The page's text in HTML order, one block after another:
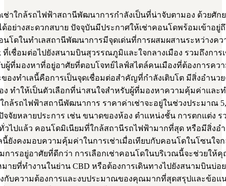
าใกล้รถไฟฟ้าสถานีพัฒนาการกำลังเป็นที่น่าจับตามอง ด้วยศัก
ด้อย่างสะดวกสบาย ปัจจุบันมีประกาศให้เช่าคอนโดพร้อมเข้าอยู่
โดในทำเลสถานีพัฒนาการมีจุดเด่นที่การผสมผสานระหว่างคว
ที่เชื่อมต่อไปยังสนามบินสุวรรณภูมิและใจกลางเมือง รวมถึงกา
บผู้ที่มองหาที่อยู่อาศัยที่ตอบโจทย์ไลฟ์สไตล์คนเมืองที่ต้องการค
องทำเลนี้คือการเป็นจุดเชื่อมต่อสำคัญที่กำลังเติบโต มีสิ่งอำน
ทำให้เป็นตัวเลือกที่น่าสนใจสำหรับผู้ที่มองหาความคุ้มค่าและ
กล้รถไฟฟ้าสถานีพัฒนาการ ราคาค่าเช่าจะอยู่ในช่วงประมาณ
จัยหลายประการ เช่น ขนาดของห้อง ตำแหน่งชั้น การตกแต่ง
วไปแล้ว คอนโดมิเนียมที่ใกล้สถานีรถไฟฟ้ามากที่สุด หรือมีสิ่งอ
นี้ยังคงมอบความคุ้มค่าในการเช่าเมื่อเทียบกับคอนโดในโซนใจ
รอยู่อาศัยที่ดีกว่า การเลือกเช่าคอนโดในบริเวณนี้จะช่วยให้คุ
ายที่ทำงานในย่าน CBD หรือต้องการเดินทางไปยังสนามบินบ่อ
กับความต้องการและงบประมาณของคุณมากที่สุดสรุปและข้อแ